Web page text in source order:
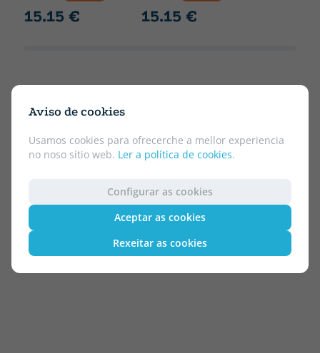
Aviso de cookies
Usamos cookies para ofrecerche a mellor experiencia
no noso sitio web. Ler a política de cookies.
Configurar as cookies
Aceptar as cookies
Rexeitar as cookies
15.15 € 15.15 €